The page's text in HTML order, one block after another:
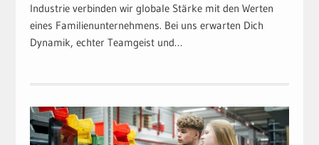
Industrie verbinden wir globale Stärke mit den Werten
eines Familienunternehmens. Bei uns erwarten Dich
Dynamik, echter Teamgeist und…